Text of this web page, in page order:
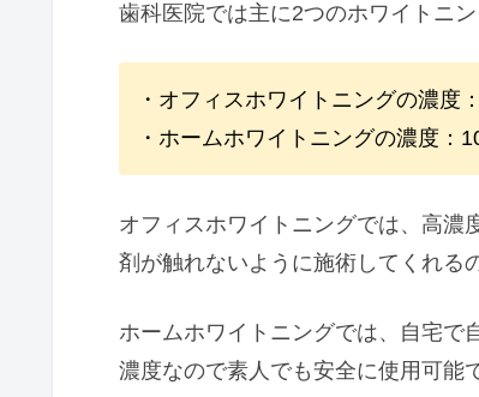
歯科医院では主に2つのホワイトニ
・オフィスホワイトニングの濃度
・ホームホワイトニングの濃度：
オフィスホワイトニングでは、高濃
剤が触れないように施術してくれる
ホームホワイトニングでは、自宅で
濃度なので素人でも安全に使用可能